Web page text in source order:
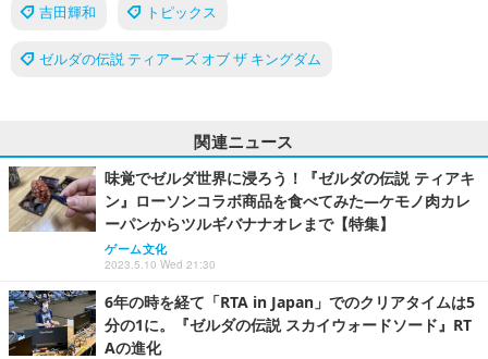
吉田輝和 トピックス
ゼルダの伝説 ティアーズ オブ ザ キングダム
関連ニュース
味覚でゼルダ世界に浸ろう！『ゼルダの伝説 ティアキ
ン』ローソンコラボ商品を食べてみた―ケモノ肉カレ
ーパンからツルギバナナオレまで【特集】
ゲーム文化
2023.5.10 Wed 21:30
6年の時を経て「RTA in Japan」でのクリアタイムは5
分の1に。『ゼルダの伝説 スカイウォードソード』RT
Aの進化